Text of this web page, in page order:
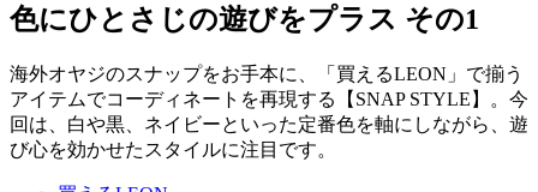
色にひとさじの遊びをプラス その1
海外オヤジのスナップをお手本に、「買えるLEON」で揃う
アイテムでコーディネートを再現する【SNAP STYLE】。今
回は、白や黒、ネイビーといった定番色を軸にしながら、遊
び心を効かせたスタイルに注目です。